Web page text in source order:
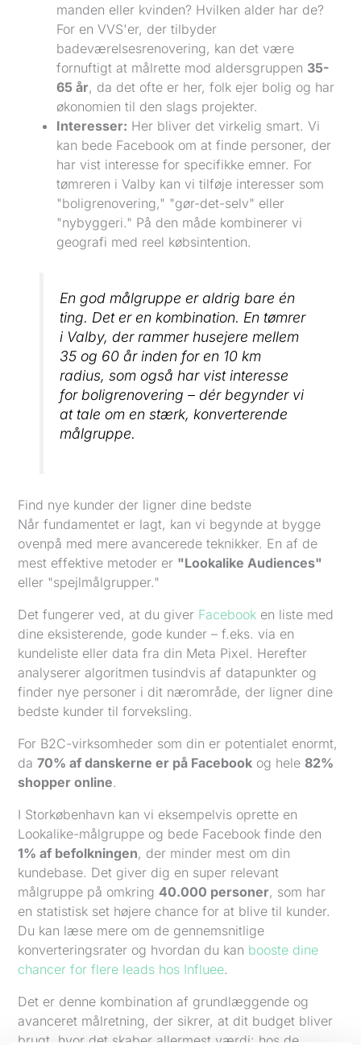
manden eller kvinden? Hvilken alder har de?
For en VVS'er, der tilbyder
badeværelsesrenovering, kan det være
fornuftigt at målrette mod aldersgruppen 35-
65 år, da det ofte er her, folk ejer bolig og har
økonomien til den slags projekter.
Interesser: Her bliver det virkelig smart. Vi
kan bede Facebook om at finde personer, der
har vist interesse for specifikke emner. For
tømreren i Valby kan vi tilføje interesser som
"boligrenovering," "gør-det-selv" eller
"nybyggeri." På den måde kombinerer vi
geografi med reel købsintention.
En god målgruppe er aldrig bare én
ting. Det er en kombination. En tømrer
i Valby, der rammer husejere mellem
35 og 60 år inden for en 10 km
radius, som også har vist interesse
for boligrenovering – dér begynder vi
at tale om en stærk, konverterende
målgruppe.
Find nye kunder der ligner dine bedste
Når fundamentet er lagt, kan vi begynde at bygge
ovenpå med mere avancerede teknikker. En af de
mest effektive metoder er "Lookalike Audiences"
eller "spejlmålgrupper."
Det fungerer ved, at du giver Facebook en liste med
dine eksisterende, gode kunder – f.eks. via en
kundeliste eller data fra din Meta Pixel. Herefter
analyserer algoritmen tusindvis af datapunkter og
finder nye personer i dit nærområde, der ligner dine
bedste kunder til forveksling.
For B2C-virksomheder som din er potentialet enormt,
da70% af danskerne er på Facebook og hele82%
shopper online.
I Storkøbenhavn kan vi eksempelvis oprette en
Lookalike-målgruppe og bede Facebook finde den
1% af befolkningen, der minder mest om din
kundebase. Det giver dig en super relevant
målgruppe på omkring40.000 personer, som har
en statistisk set højere chance for at blive til kunder.
Du kan læse mere om de gennemsnitlige
konverteringsrater og hvordan du kan booste dine
chancer for flere leads hos Influee.
Det er denne kombination af grundlæggende og
avanceret målretning, der sikrer, at dit budget bliver
brugt, hvor det skaber allermest værdi: hos de